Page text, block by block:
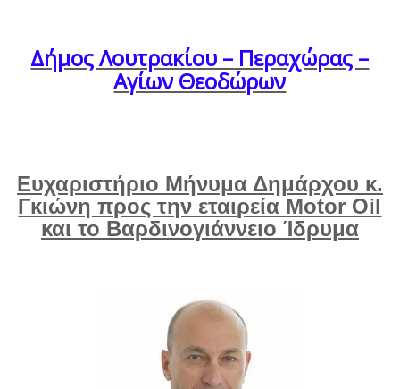
Δήμος Λουτρακίου – Περαχώρας –
Αγίων Θεοδώρων
Ευχαριστήριο Μήνυμα Δημάρχου κ.
Γκιώνη προς την εταιρεία Motor Oil
και το Βαρδινογιάννειο Ίδρυμα